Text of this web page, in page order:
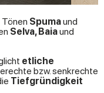
Spumaund
Selva, Baiaund
etliche
bzw. senkrechte
Tiefgründigkeit